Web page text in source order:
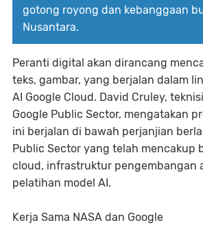
gotong royong dan kebanggaan
Nusantara.
Peranti digital akan dirancang
teks, gambar, yang berjalan dalam
AI Google Cloud. David Cruley,
Google Public Sector, mengatakan
ini berjalan di bawah perjanjian
Public Sector yang telah mencakup
cloud, infrastruktur pengembangan
pelatihan model AI.
Kerja Sama NASA dan Google